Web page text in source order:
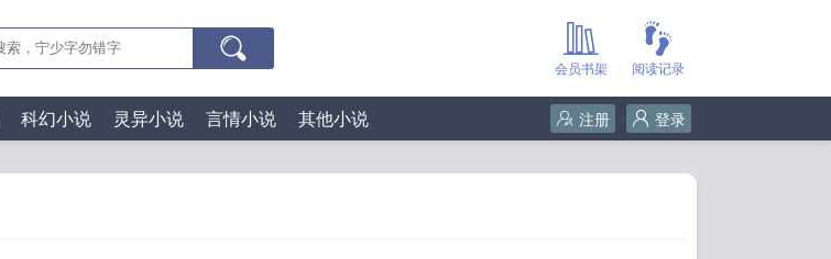
阅读记录
会员书架
科幻小说 灵异小说 言情小说 其他小说 登录
注册